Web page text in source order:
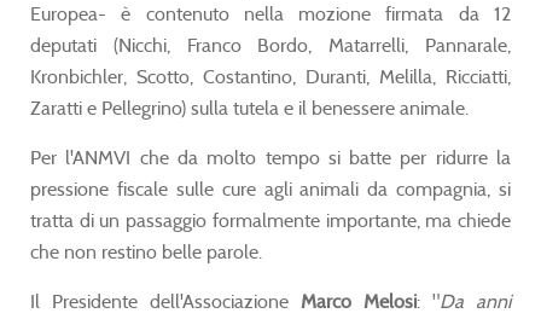
Europea- è contenuto nella mozione firmata da 12
deputati (Nicchi, Franco Bordo, Matarrelli, Pannarale,
Kronbichler, Scotto, Costantino, Duranti, Melilla, Ricciatti,
Zaratti e Pellegrino) sulla tutela e il benessere animale.
Per l'ANMVI che da molto tempo si batte per ridurre la
pressione fiscale sulle cure agli animali da compagnia, si
tratta di un passaggio formalmente importante, ma chiede
che non restino belle parole.
Il Presidente dell'Associazione Marco Melosi: "Da anni